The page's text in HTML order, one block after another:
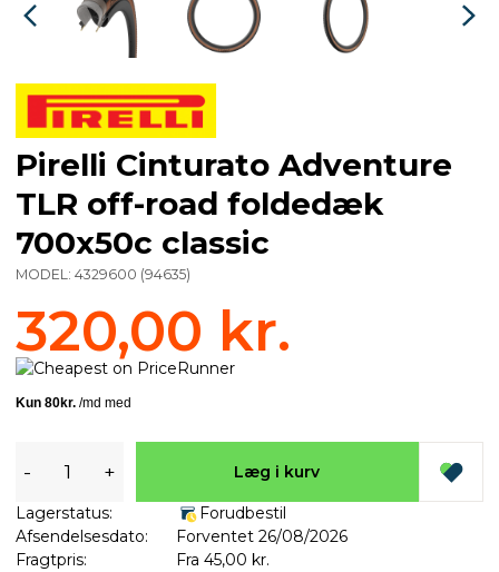
Pirelli Cinturato Adventure
TLR off-road foldedæk
700x50c classic
MODEL: 4329600 (94635)
320,00 kr.
- + Læg i kurv
Lagerstatus:
Forudbestil
Afsendelsesdato:
Forventet 26/08/2026
Fragtpris:
Fra 45,00 kr.